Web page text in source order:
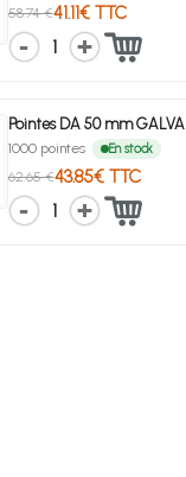
58.74 €41.11€ TTC
1
Pointes DA 50 mm GALVA
1000 pointes En stock
62.65 €43.85€ TTC
1